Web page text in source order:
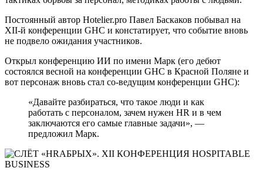
Постоянный автор Hotelier.pro Павел Баскаков побывал на
XII-й конференции GHC и констатирует, что событие вновь
не подвело ожидания участников.
Открыл конференцию ИИ по имени Марк (его дебют
состоялся весной на конференции GHC в Красной Поляне и
вот персонаж вновь стал со-ведущим конференции GHC):
«Давайте разбираться, что такое люди и как
работать с персоналом, зачем нужен HR и в чем
заключаются его самые главные задачи», —
предложил Марк.